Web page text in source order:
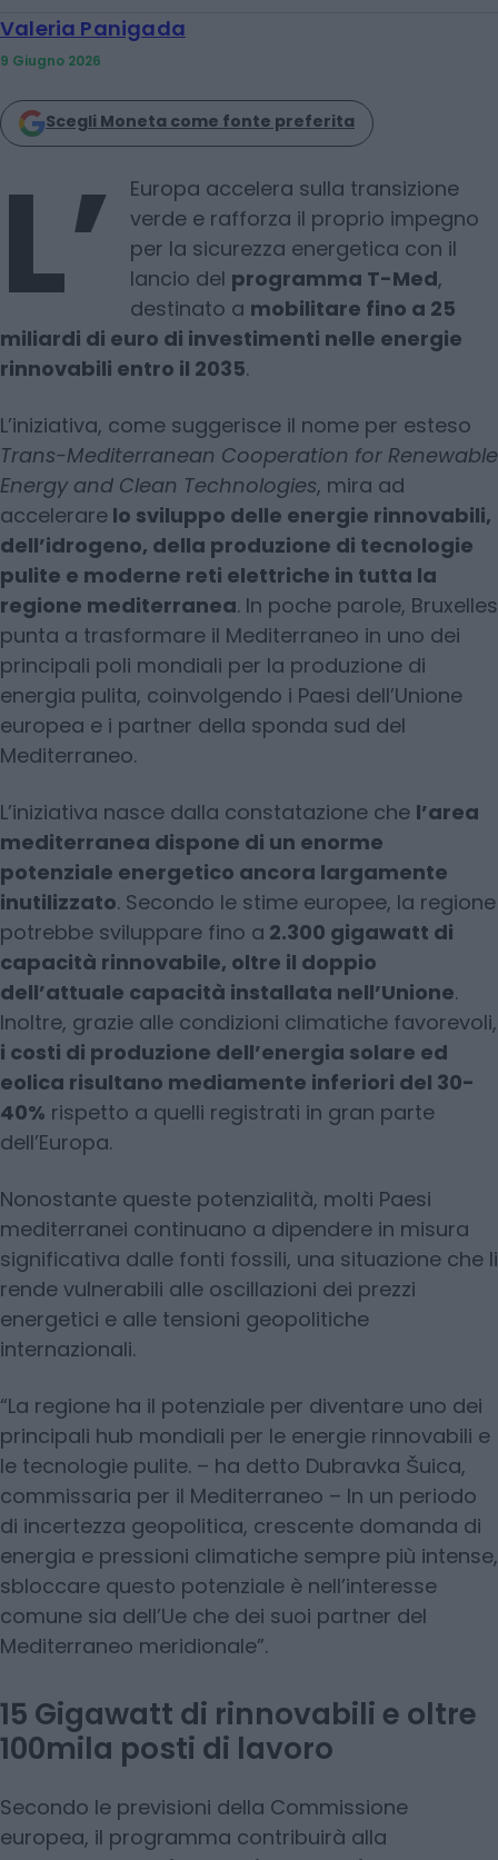
Valeria Panigada
9 Giugno 2026
Scegli Moneta come fonte preferita
L’
Europa accelera sulla transizione
verde e rafforza il proprio impegno
per la sicurezza energetica con il
lancio del programma T-Med,
destinato a mobilitare fino a 25
miliardi di euro di investimenti nelle energie
rinnovabili entro il 2035.
L’iniziativa, come suggerisce il nome per esteso
Trans-Mediterranean Cooperation for Renewable
Energy and Clean Technologies, mira ad
accelerare lo sviluppo delle energie rinnovabili,
dell’idrogeno, della produzione di tecnologie
pulite e moderne reti elettriche in tutta la
regione mediterranea. In poche parole, Bruxelles
punta a trasformare il Mediterraneo in uno dei
principali poli mondiali per la produzione di
energia pulita, coinvolgendo i Paesi dell’Unione
europea e i partner della sponda sud del
Mediterraneo.
L’iniziativa nasce dalla constatazione che l’area
mediterranea dispone di un enorme
potenziale energetico ancora largamente
inutilizzato. Secondo le stime europee, la regione
potrebbe sviluppare fino a 2.300 gigawatt di
capacità rinnovabile, oltre il doppio
dell’attuale capacità installata nell’Unione.
Inoltre, grazie alle condizioni climatiche favorevoli,
i costi di produzione dell’energia solare ed
eolica risultano mediamente inferiori del 30-
40% rispetto a quelli registrati in gran parte
dell’Europa.
Nonostante queste potenzialità, molti Paesi
mediterranei continuano a dipendere in misura
significativa dalle fonti fossili, una situazione che li
rende vulnerabili alle oscillazioni dei prezzi
energetici e alle tensioni geopolitiche
internazionali.
“La regione ha il potenziale per diventare uno dei
principali hub mondiali per le energie rinnovabili e
le tecnologie pulite. – ha detto Dubravka Šuica,
commissaria per il Mediterraneo – In un periodo
di incertezza geopolitica, crescente domanda di
energia e pressioni climatiche sempre più intense,
sbloccare questo potenziale è nell’interesse
comune sia dell’Ue che dei suoi partner del
Mediterraneo meridionale”.
15 Gigawatt di rinnovabili e oltre
100mila posti di lavoro
Secondo le previsioni della Commissione
europea, il programma contribuirà alla